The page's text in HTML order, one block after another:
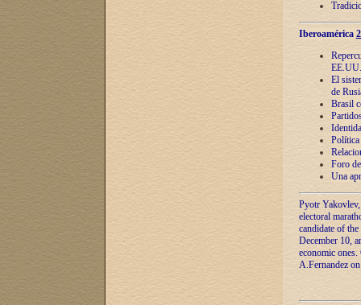
Iberoamérica
EE.UU.
El
de
Brasil
Política
Foro
Una
Pyotr
electoral
candidate of
December 10,
economic
A.Fernandez